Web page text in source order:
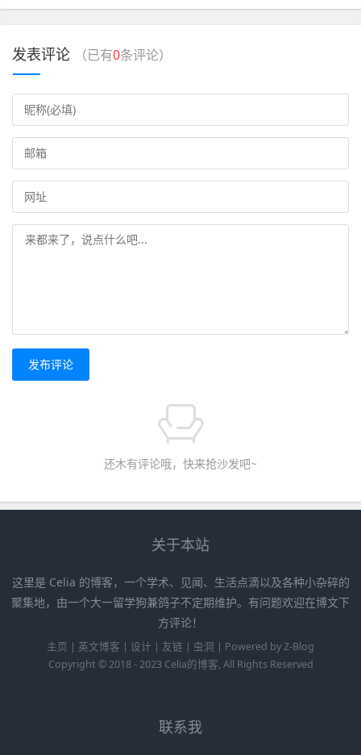
发表评论 （已有0条评论）
发布评论
还木有评论哦，快来抢沙发吧~
关于本站
这里是 Celia 的博客，一个学术、见闻、生活点滴以及各种小杂碎的
聚集地，由一个大一留学狗兼鸽子不定期维护。有问题欢迎在博文下
方评论！
主页 | 英文博客 | 设计 | 友链 | 虫洞 | Powered byZ-Blog
Copyright © 2018 - 2023 Celia的博客, All Rights Reserved
联系我